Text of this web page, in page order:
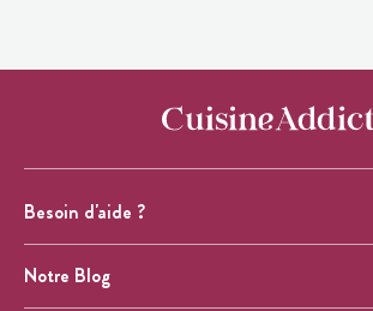
Besoin d'aide ?
Notre Blog